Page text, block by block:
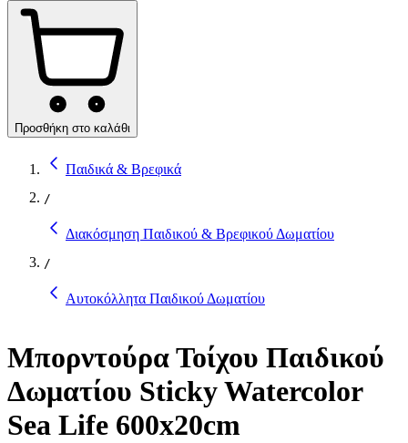
Προσθήκη στο καλάθι
Παιδικά & Βρεφικά
/
Διακόσμηση Παιδικού & Βρεφικού Δωματίου
/
Αυτοκόλλητα Παιδικού Δωματίου
Μπορντούρα Τοίχου Παιδικού
Δωματίου Sticky Watercolor
Sea Life 600x20cm